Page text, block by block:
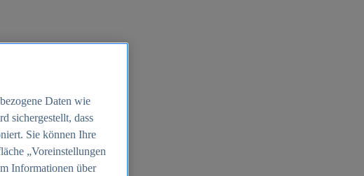
Daten wie
sichergestellt, dass
Sie können Ihre
„Voreinstellungen
Informationen über